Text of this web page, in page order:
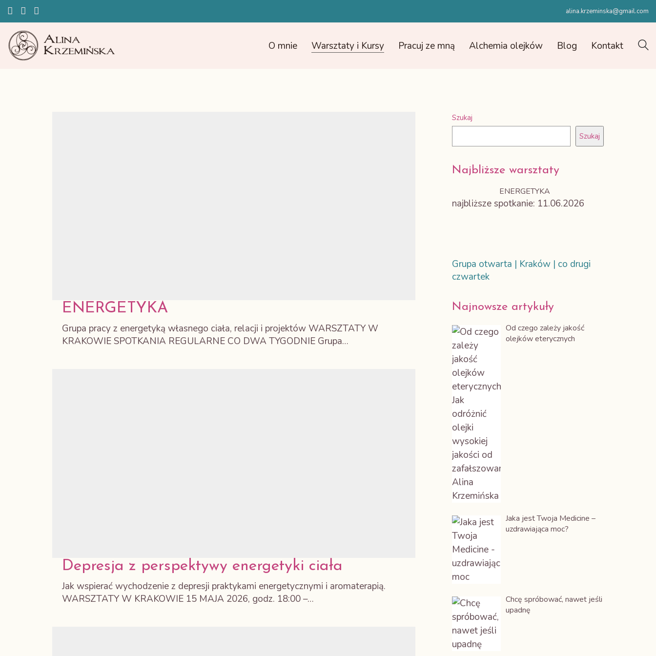
alina.krzeminska@gmail.com
O mnie Warsztaty i Kursy Pracuj ze mną Alchemia olejków Blog Kontakt
ENERGETYKA
Grupa pracy z energetyką własnego ciała, relacji i projektów WARSZTATY W
KRAKOWIE SPOTKANIA REGULARNE CO DWA TYGODNIE Grupa…
Depresja z perspektywy energetyki ciała
Jak wspierać wychodzenie z depresji praktykami energetycznymi i aromaterapią.
WARSZTATY W KRAKOWIE 15 MAJA 2026, godz. 18:00 –…
Szukaj
Szukaj
Najbliższe warsztaty
ENERGETYKA
najbliższe spotkanie: 11.06.2026
Grupa otwarta | Kraków | co drugi
czwartek
Najnowsze artykuły
Od czego zależy jakość
olejków eterycznych
Jaka jest Twoja Medicine –
uzdrawiająca moc?
Chcę spróbować, nawet jeśli
upadnę